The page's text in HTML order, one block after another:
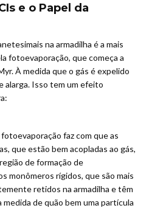
e o Papel da
na armadilha é a mais
fotoevaporação, que começa a
À medida que o gás é expelido
alarga. Isso tem um efeito
faz com que as
que estão bem acopladas ao gás,
de formação de
monômeros rígidos, que são mais
retidos na armadilha e têm
de quão bem uma partícula